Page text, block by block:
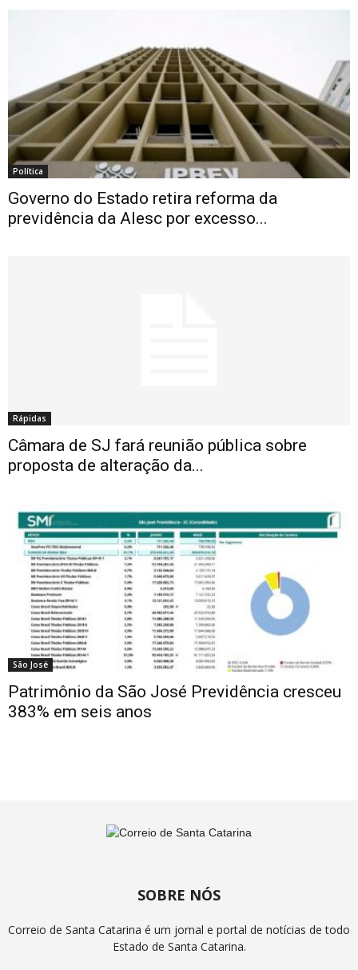
Política
Governo do Estado retira reforma da
previdência da Alesc por excesso...
Rápidas
Câmara de SJ fará reunião pública sobre
proposta de alteração da...
São José
Patrimônio da São José Previdência cresceu
383% em seis anos
SOBRE NÓS
Correio de Santa Catarina é um jornal e portal de notícias de todo
Estado de Santa Catarina.